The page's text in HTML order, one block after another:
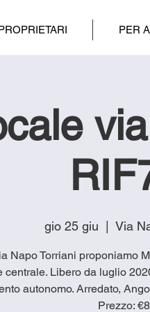
PER
gio 25 giu
  |
Via
Napo Torriani proponiamo
centrale. Libero da luglio
autonomo. Arredato,
Prezzo: